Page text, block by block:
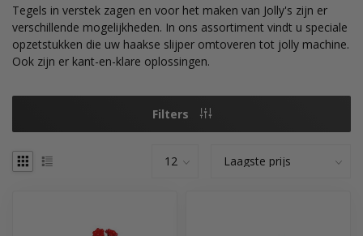
Tegels in verstek zagen en voor het maken van Jolly's zijn er
verschillende mogelijkheden. In ons assortiment vindt u speciale
opzetstukken die uw haakse slijper omtoveren tot jolly machine.
Ook zijn er kant-en-klare oplossingen.
Filters